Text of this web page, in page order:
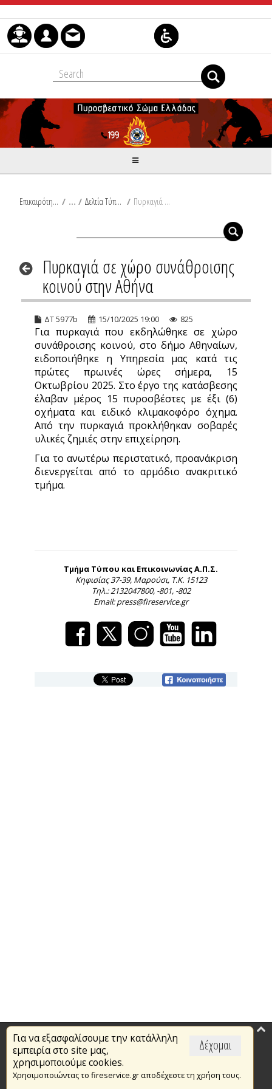
Μετάβαση στο περιεχόμενο
Επικαιρότητα / Δελτία Τύπου / Πυρκαγιά σε χώρο συνάθροισης κοινού στην Αθήνα
Πυρκαγιά σε χώρο συνάθροισης
κοινού στην Αθήνα
ΔΤ 5977b 15/10/2025 19:00 825
Για πυρκαγιά που εκδηλώθηκε σε χώρο
συνάθροισης κοινού, στο δήμο Αθηναίων,
ειδοποιήθηκε η Υπηρεσία μας κατά τις
πρώτες πρωινές ώρες σήμερα, 15
Οκτωβρίου 2025. Στο έργο της κατάσβεσης
έλαβαν μέρος 15 πυροσβέστες με έξι (6)
οχήματα και ειδικό κλιμακοφόρο όχημα.
Από την πυρκαγιά προκλήθηκαν σοβαρές
υλικές ζημιές στην επιχείρηση.
Για το ανωτέρω περιστατικό, προανάκριση
διενεργείται από το αρμόδιο ανακριτικό
τμήμα.
Τμήμα Τύπου και Επικοινωνίας Α.Π.Σ.
Κηφισίας 37-39, Μαρούσι, Τ.Κ. 15123
Τηλ.: 2132047800, -801, -802
Email: press@fireservice.gr
Δέχομαι
Για να εξασφαλίσουμε την κατάλληλη
εμπειρία στο site μας,
χρησιμοποιούμε cookies.
Χρησιμοποιώντας το fireservice.gr αποδέχεστε τη χρήση τους.
Επικαιρότητα
Το Πυροσβεστικό Σώμα